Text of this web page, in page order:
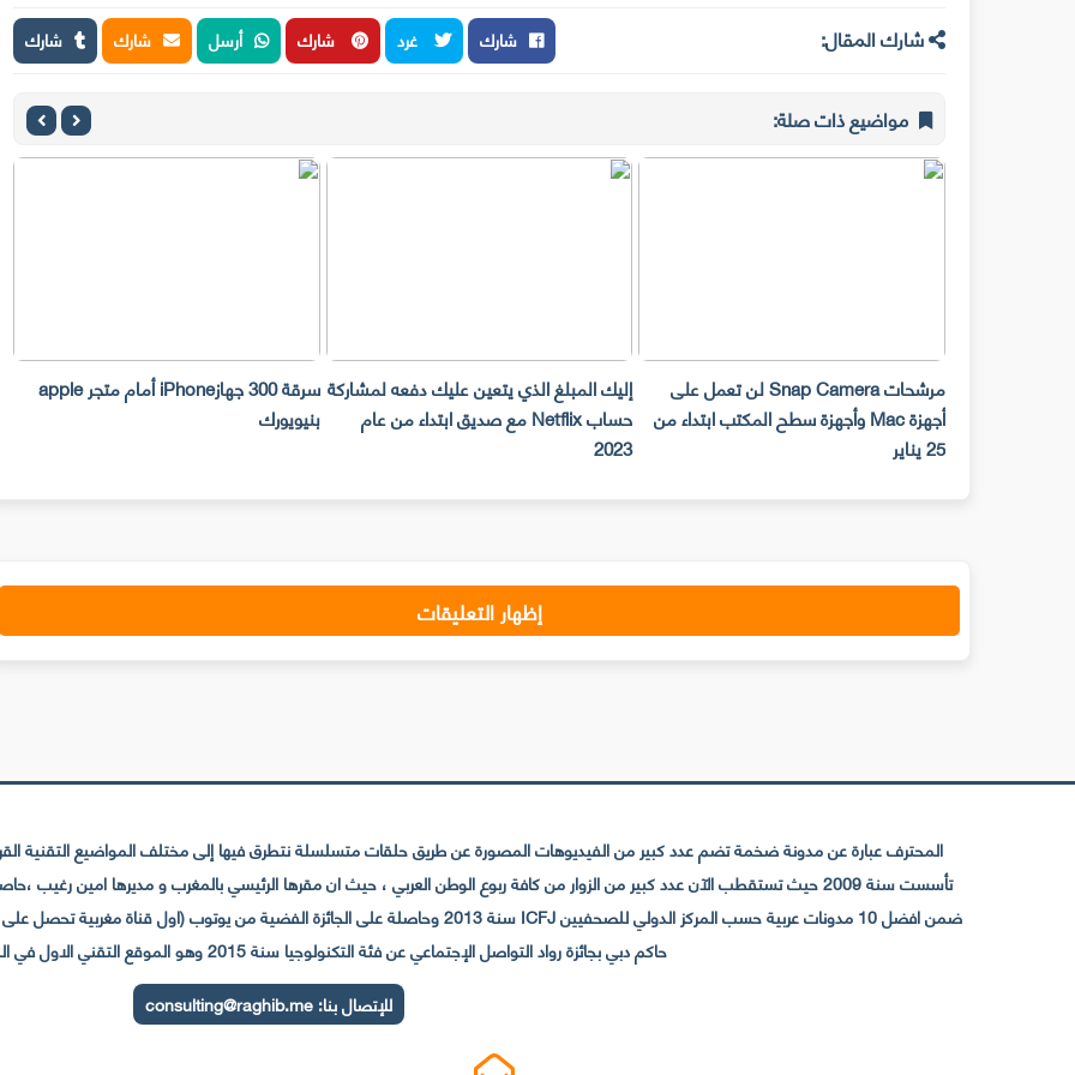
شارك المقال: شارك غرد شارك أرسل شارك شارك
مواضيع ذات صلة:
مرشحات Snap Camera لن تعمل على
أجهزة Mac وأجهزة سطح المكتب ابتداء من
25 يناير
إليك المبلغ الذي يتعين عليك دفعه لمشاركة
حساب Netflix مع صديق ابتداء من عام
2023
سرقة 300 جهازiPhone أمام متجر apple
بنيويورك
إظهار التعليقات
المحترف عبارة عن مدونة ضخمة تضم عدد كبير من الفيديوهات المصورة عن طريق حلقات متسلسلة نتطرق فيها إلى مختلف المواضيع التقنية
حاكم دبي بجائزة رواد التواصل الإجتماعي عن فئة التكنولوجيا سنة 2015 وهو الموقع التقني الاول في المغرب والعالم العربي
للإتصال بنا:consulting@raghib.me